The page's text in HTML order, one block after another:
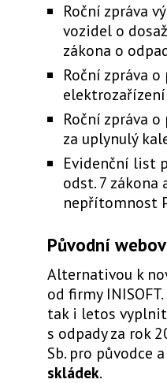
Roční zpráva
vozidel o
zákona o
Roční zpráva
Roční zpráva
za uplynulý
Evidenční list
odst. 7 zákona
nepřítomnost
Původní
Alternativou k
od firmy
tak i letos
s odpady za rok
Sb. pro původce
skládek.